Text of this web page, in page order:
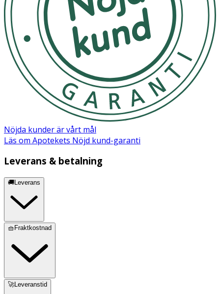
Nöjda kunder är vårt mål
Läs om Apotekets Nöjd kund-garanti
Leverans & betalning
🚚Leverans
🧺Fraktkostnad
🚀Leveranstid